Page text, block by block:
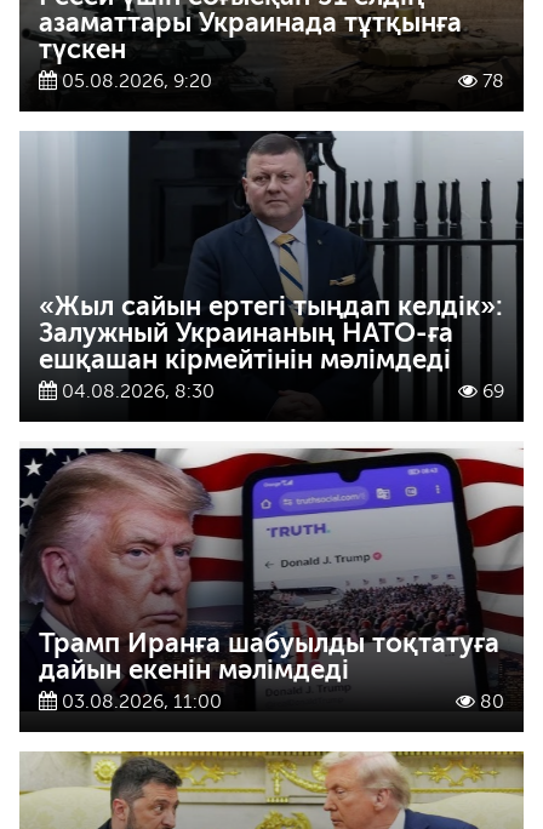
азаматтары Украинада тұтқынға
түскен
05.08.2026, 9:20 78
«Жыл сайын ертегі тыңдап келдік»:
Залужный Украинаның НАТО-ға
ешқашан кірмейтінін мәлімдеді
04.08.2026, 8:30 69
Трамп Иранға шабуылды тоқтатуға
дайын екенін мәлімдеді
03.08.2026, 11:00 80